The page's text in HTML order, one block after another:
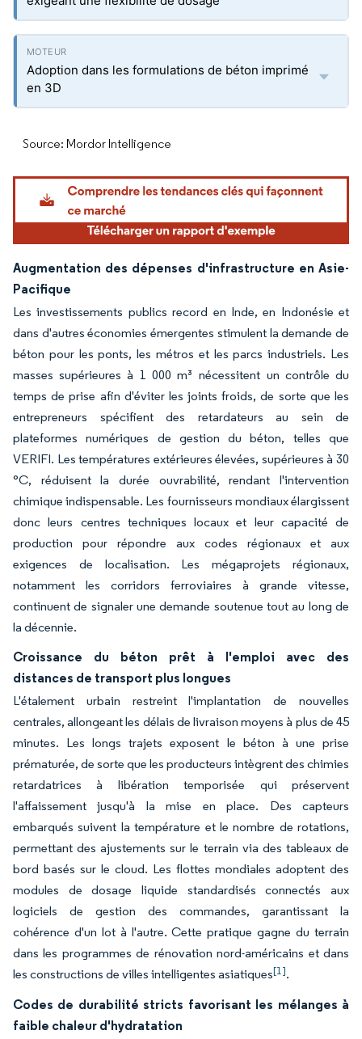
Adoption dans les formulations de béton imprimé
en 3D
Source: Mordor Intelligence
Augmentation des dépenses d'infrastructure en Asie-
Pacifique
Les investissements publics record en Inde, en Indonésie et
dans d'autres économies émergentes stimulent la demande de
béton pour les ponts, les métros et les parcs industriels. Les
masses supérieures à 1 000 m³ nécessitent un contrôle du
temps de prise afin d'éviter les joints froids, de sorte que les
entrepreneurs spécifient des retardateurs au sein de
plateformes numériques de gestion du béton, telles que
VERIFI. Les températures extérieures élevées, supérieures à 30
°C, réduisent la durée ouvrabilité, rendant l'intervention
chimique indispensable. Les fournisseurs mondiaux élargissent
donc leurs centres techniques locaux et leur capacité de
production pour répondre aux codes régionaux et aux
exigences de localisation. Les mégaprojets régionaux,
notamment les corridors ferroviaires à grande vitesse,
continuent de signaler une demande soutenue tout au long de
la décennie.
Croissance du béton prêt à l'emploi avec des
distances de transport plus longues
L'étalement urbain restreint l'implantation de nouvelles
centrales, allongeant les délais de livraison moyens à plus de 45
minutes. Les longs trajets exposent le béton à une prise
prématurée, de sorte que les producteurs intègrent des chimies
retardatrices à libération temporisée qui préservent
l'affaissement jusqu'à la mise en place. Des capteurs
embarqués suivent la température et le nombre de rotations,
permettant des ajustements sur le terrain via des tableaux de
bord basés sur le cloud. Les flottes mondiales adoptent des
modules de dosage liquide standardisés connectés aux
logiciels de gestion des commandes, garantissant la
cohérence d'un lot à l'autre. Cette pratique gagne du terrain
dans les programmes de rénovation nord-américains et dans
les constructions de villes intelligentes asiatiques[1].
Codes de durabilité stricts favorisant les mélanges à
faible chaleur d'hydratation